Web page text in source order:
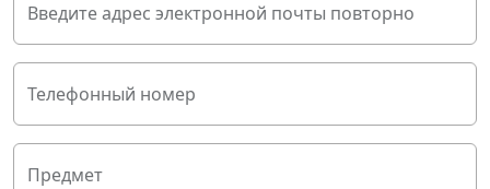
Введите адрес электронной почты повторно
Телефонный номер
Предмет